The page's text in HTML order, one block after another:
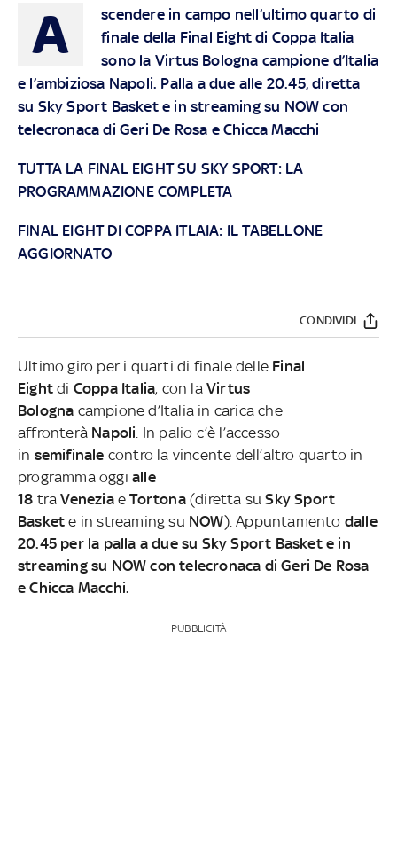
A
scendere in campo nell’ultimo quarto di
finale della Final Eight di Coppa Italia
sono la Virtus Bologna campione d’Italia
e l’ambiziosa Napoli. Palla a due alle 20.45, diretta
su Sky Sport Basket e in streaming su NOW con
telecronaca di Geri De Rosa e Chicca Macchi
TUTTA LA FINAL EIGHT SU SKY SPORT: LA
PROGRAMMAZIONE COMPLETA
FINAL EIGHT DI COPPA ITLAIA: IL TABELLONE
AGGIORNATO
CONDIVIDI
Ultimo giro per i quarti di finale delle Final
Eightdi Coppa Italia, con laVirtus
Bologna campione d’Italia in carica che
affronterà Napoli . In palio c’è l’accesso
in semifinale contro la vincente dell’altro quarto in
programma oggi alle
18 traVeneziaeTortona(diretta suSky Sport
Basket e in streaming su NOW). Appuntamento dalle
20.45 per la palla a due su Sky Sport Basket e in
streaming su NOW con telecronaca di Geri De Rosa
e Chicca Macchi.
PUBBLICITÀ